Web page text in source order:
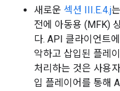
새로운 섹션 III.E.4.j
전에 아동용 (MFK)
다. API 클라이언트
악하고 삽입된 플레
처리하는 것은 사용
입 플레이어를 통해